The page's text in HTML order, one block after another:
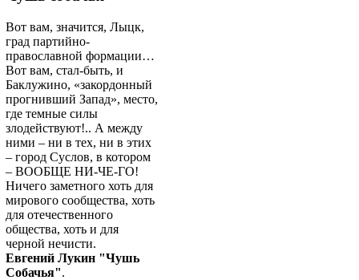
Вот вам, значится, Лыцк,
град партийно-
православной формации…
Вот вам, стал-быть, и
Баклужино, «закордонный
прогнивший Запад», место,
где темные силы
злодействуют!.. А между
ними – ни в тех, ни в этих
– город Суслов, в котором
– ВООБЩЕ НИ-ЧЕ-ГО!
Ничего заметного хоть для
мирового сообщества, хоть
для отечественного
общества, хоть и для
черной нечисти.
Евгений Лукин "Чушь
Собачья".